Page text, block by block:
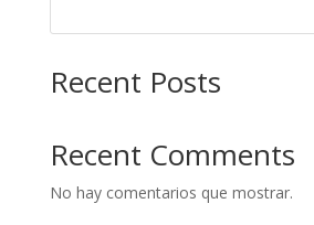
Recent Posts
Recent Comments
No hay comentarios que mostrar.